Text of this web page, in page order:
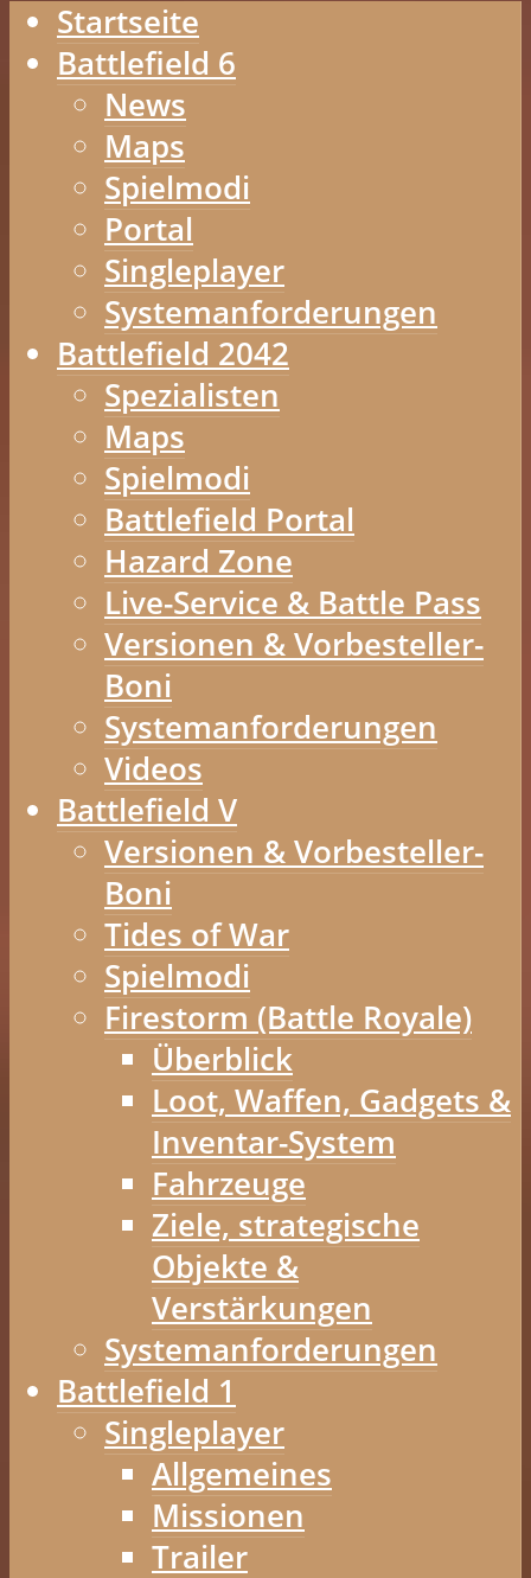
Startseite
Battlefield 6
News
Maps
Spielmodi
Portal
Singleplayer
Systemanforderungen
Battlefield 2042
Spezialisten
Maps
Spielmodi
Battlefield Portal
Hazard Zone
Live-Service & Battle Pass
Versionen & Vorbesteller-
Boni
Systemanforderungen
Videos
Battlefield V
Versionen & Vorbesteller-
Boni
Tides of War
Spielmodi
Firestorm (Battle Royale)
Überblick
Loot, Waffen, Gadgets &
Inventar-System
Fahrzeuge
Ziele, strategische
Objekte &
Verstärkungen
Systemanforderungen
Battlefield 1
Singleplayer
Allgemeines
Missionen
Trailer